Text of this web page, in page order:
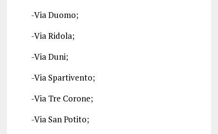
-Via Duomo;
-Via Ridola;
-Via Duni;
-Via Spartivento;
-Via Tre Corone;
-Via San Potito;